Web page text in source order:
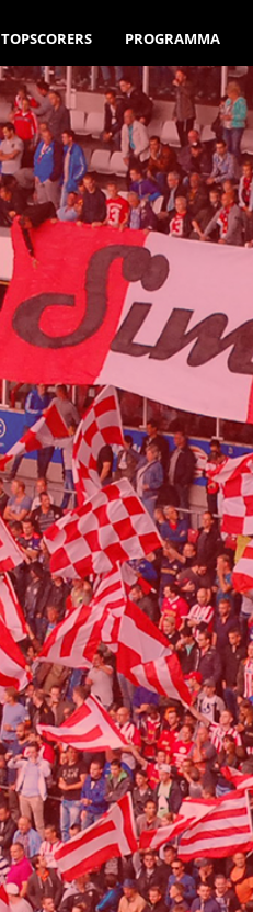
TOPSCORERS PROGRAMMA